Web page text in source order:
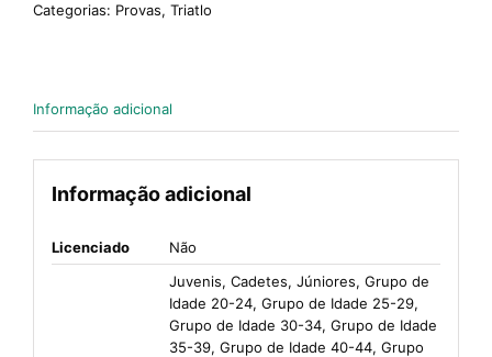
Categorias: Provas, Triatlo
Informação adicional
Informação adicional
Licenciado Não
Juvenis, Cadetes, Júniores, Grupo de
Idade 20-24, Grupo de Idade 25-29,
Grupo de Idade 30-34, Grupo de Idade
35-39, Grupo de Idade 40-44, Grupo